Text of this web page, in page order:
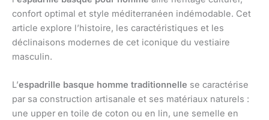
confort optimal et style méditerranéen indémodable. Cet
article explore l’histoire, les caractéristiques et les
déclinaisons modernes de cet iconique du vestiaire
masculin.
L’espadrille basque homme traditionnelle se caractérise
par sa construction artisanale et ses matériaux naturels :
une upper en toile de coton ou en lin, une semelle en